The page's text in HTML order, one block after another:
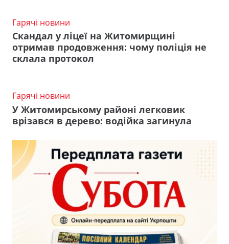
Гарячі новини
Скандал у ліцеї на Житомирщині
отримав продовження: чому поліція не
склала протокол
Гарячі новини
У Житомирському районі легковик
врізався в дерево: водійка загинула